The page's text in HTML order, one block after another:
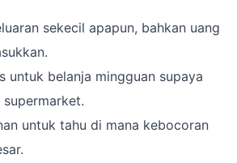
sekecil apapun, bahkan uang
untuk belanja mingguan supaya
untuk tahu di mana kebocoran